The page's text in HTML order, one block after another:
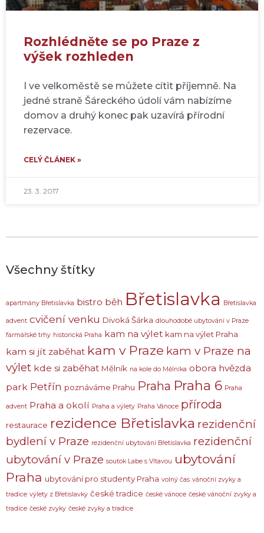
Rozhlédněte se po Praze z
výšek rozhleden
I ve velkoměstě se můžete cítit příjemně. Na
jedné straně Šáreckého údolí vám nabízíme
domov a druhý konec pak uzavírá přírodní
rezervace.
CELÝ ČLÁNEK »
23. 3. 2017
Všechny štítky
apartmány Břetislavka bistro běh Břetislavka Břetislavka
advent cvičení venku Divoká Šárka dlouhodobé ubytování v Praze
farmářské trhy historická Praha kam na výlet kam na výlet Praha
kam si jít zaběhat kam v Praze kam v Praze na
výlet kde si zaběhat Mělník na kole do Mělníka obora hvězda
park Petřín poznáváme Prahu Praha Praha 6 Praha
advent Praha a okolí Praha a výlety Praha Vánoce příroda
restaurace rezidence Břetislavka rezidenční
bydlení v Praze rezidenční ubytování Břetislavka rezidenční
ubytování v Praze soutok Labe s Vltavou ubytování
Praha ubytování pro studenty Praha volný čas vánoční zvyky a
tradice výlety z Břetislavky české tradice české vánoce české vánoční zvyky a
tradice české zvyky české zvyky a tradice